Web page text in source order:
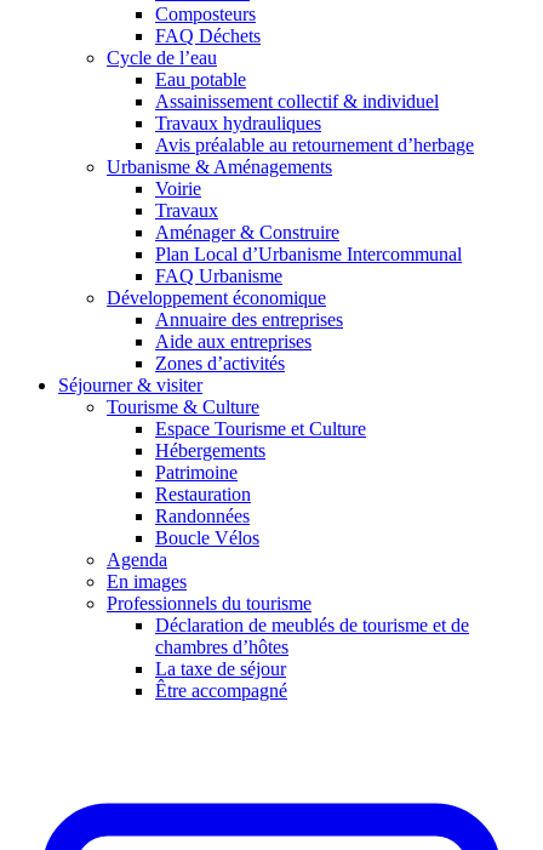
Composteurs
FAQ Déchets
Cycle de l’eau
Eau potable
Assainissement collectif & individuel
Travaux hydrauliques
Avis préalable au retournement d’herbage
Urbanisme & Aménagements
Voirie
Travaux
Aménager & Construire
Plan Local d’Urbanisme Intercommunal
FAQ Urbanisme
Développement économique
Annuaire des entreprises
Aide aux entreprises
Zones d’activités
Séjourner & visiter
Tourisme & Culture
Espace Tourisme et Culture
Hébergements
Patrimoine
Restauration
Randonnées
Boucle Vélos
Agenda
En images
Professionnels du tourisme
Déclaration de meublés de tourisme et de
chambres d’hôtes
La taxe de séjour
Être accompagné